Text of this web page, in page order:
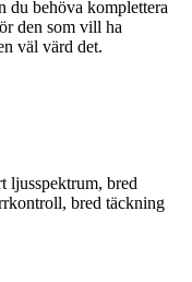
du behöva komplettera
den som vill ha
väl värd det.
ljusspektrum, bred
bred täckning